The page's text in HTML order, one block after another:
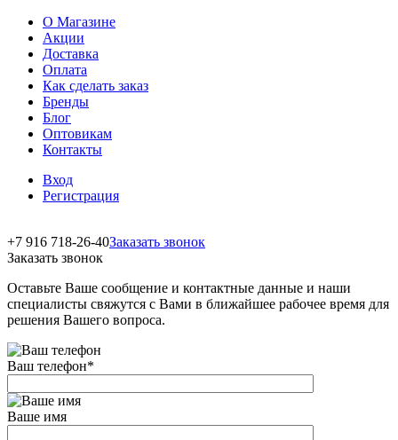
О Магазине
Акции
Доставка
Оплата
Как сделать заказ
Бренды
Блог
Оптовикам
Контакты
Вход
Регистрация
+7 916 718-26-40Заказать звонок
Заказать звонок
Оставьте Ваше сообщение и контактные данные и наши
специалисты свяжутся с Вами в ближайшее рабочее время для
решения Вашего вопроса.
Ваш телефон*
Ваше имя